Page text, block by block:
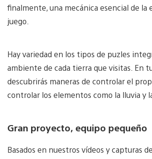
finalmente, una mecánica esencial de la
juego.
Hay variedad en los tipos de puzles
ambiente de cada tierra que visitas. En
descubrirás maneras de controlar el
controlar los elementos como la lluvia y
Gran proyecto, equipo pequeño
Basados en nuestros vídeos y capturas